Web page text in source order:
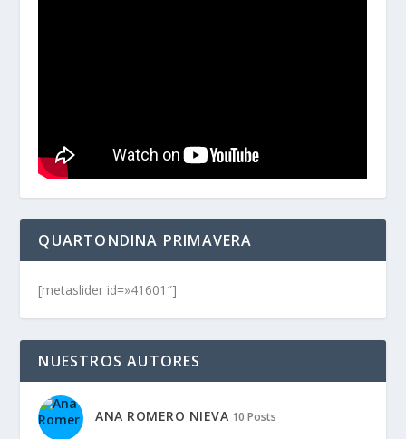
QUARTONDINA PRIMAVERA
[metaslider id=»41601″]
NUESTROS AUTORES
ANA ROMERO NIEVA 10 Posts